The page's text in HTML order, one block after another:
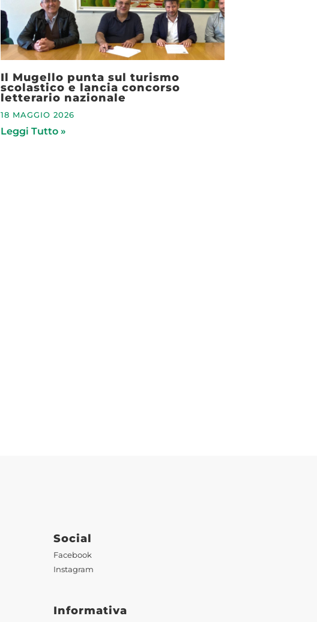
Il Mugello punta sul turismo
scolastico e lancia concorso
letterario nazionale
18 MAGGIO 2026
Leggi Tutto »
Social
Facebook
Instagram
Informativa